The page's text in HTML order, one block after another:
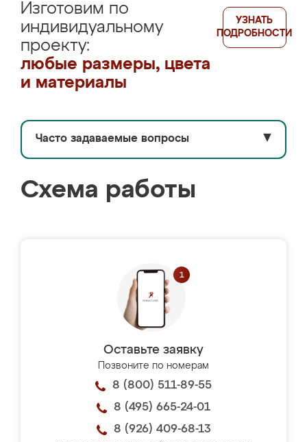
Изготовим по
индивидуальному
проекту:
любые размеры, цвета
и материалы
УЗНАТЬ
ПОДРОБНОСТИ
Часто задаваемые вопросы ▼
Схема работы
Оставьте заявку
Позвоните по номерам
8 (800) 511-89-55
8 (495) 665-24-01
8 (926) 409-68-13